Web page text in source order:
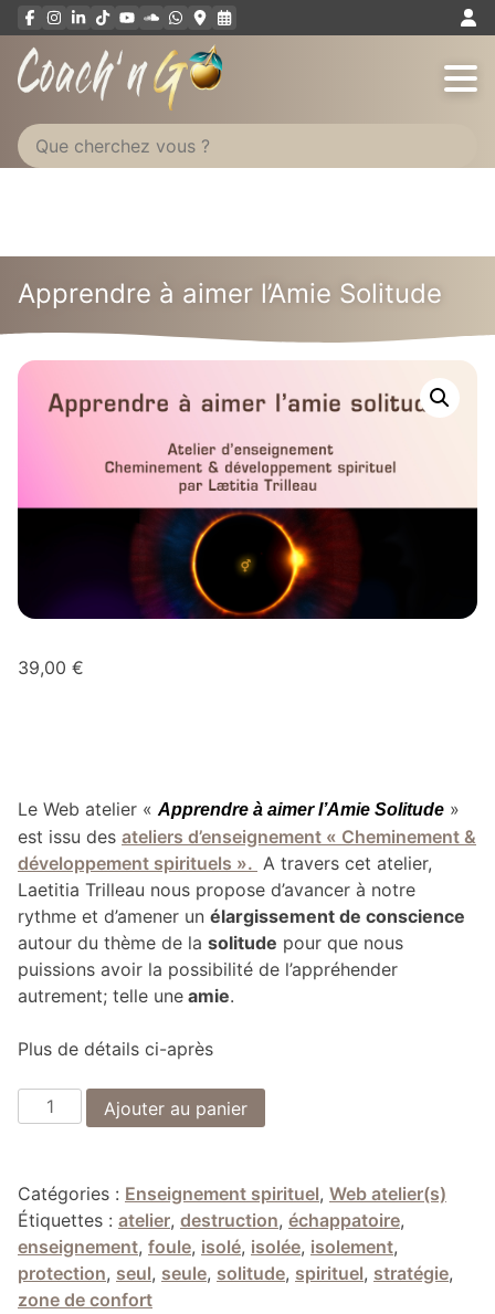
Aller
au
Apprendre à aimer l’Amie Solitude
39,00 €
Le Web atelier «Apprendre à aimer l’Amie Solitude »
est issu des ateliers d’enseignement « Cheminement &
développement spirituels ». A travers cet atelier,
Laetitia Trilleau nous propose d’avancer à notre
rythme et d’amener un élargissement de conscience
autour du thème de la solitude pour que nous
puissions avoir la possibilité de l’appréhender
autrement; telle une amie.
Plus de détails ci-après
quantité
de
aimer
l’Amie
Solitude
Ajouter au panier
Catégories : Enseignement spirituel, Web atelier(s)
Étiquettes : atelier, destruction, échappatoire,
enseignement, foule, isolé, isolée, isolement,
protection, seul, seule, solitude, spirituel, stratégie,
zone de confort